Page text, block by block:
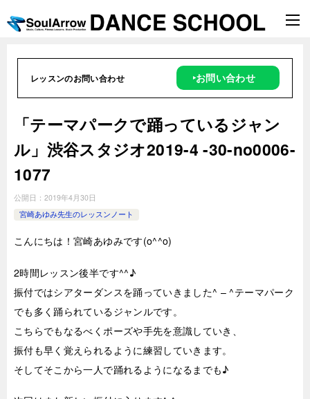
レッスンのお問い合わせ ‣お問い合わせ
「テーマパークで踊っているジャン
ル」渋谷スタジオ2019-4 -30-no0006-
1077
公開日： 2019年4月30日
宮崎あゆみ先生のレッスンノート
こんにちは！宮崎あゆみです(o^^o)
2時間レッスン後半です^^♪
振付ではシアターダンスを踊っていきました^ – ^テーマパーク
でも多く踊られているジャンルです。
こちらでもなるべくポーズや手先を意識していき、
振付も早く覚えられるように練習していきます。
そしてそこから一人で踊れるようになるまでも♪